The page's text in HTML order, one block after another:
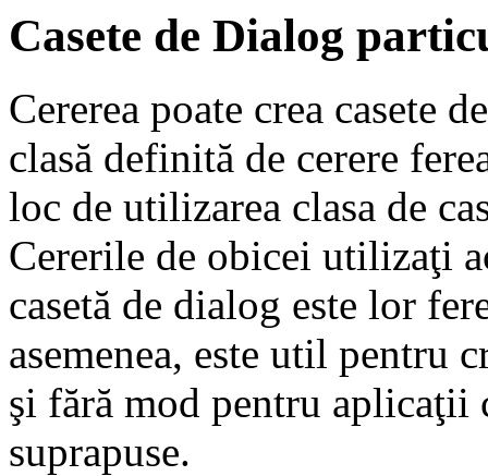
Casete de Dialog
Cererea poate crea casete
clasă definită de cerere
loc de utilizarea clasa de
Cererile de obicei utilizaţi
casetă de dialog este lor
asemenea, este util pentru
şi fără mod pentru aplicaţii
suprapuse.